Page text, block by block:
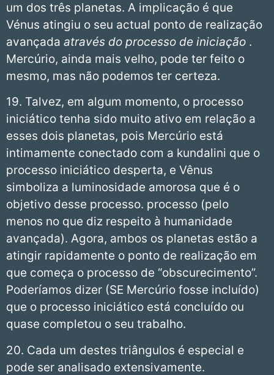
um dos três planetas. A implicação é que
Vénus atingiu o seu actual ponto de realização
avançada através do processo de iniciação .
Mercúrio, ainda mais velho, pode ter feito o
mesmo, mas não podemos ter certeza.
19. Talvez, em algum momento, o processo
iniciático tenha sido muito ativo em relação a
esses dois planetas, pois Mercúrio está
intimamente conectado com a kundalini que o
processo iniciático desperta, e Vênus
simboliza a luminosidade amorosa que é o
objetivo desse processo. processo (pelo
menos no que diz respeito à humanidade
avançada). Agora, ambos os planetas estão a
atingir rapidamente o ponto de realização em
que começa o processo de “obscurecimento”.
Poderíamos dizer (SE Mercúrio fosse incluído)
que o processo iniciático está concluído ou
quase completou o seu trabalho.
20. Cada um destes triângulos é especial e
pode ser analisado extensivamente.